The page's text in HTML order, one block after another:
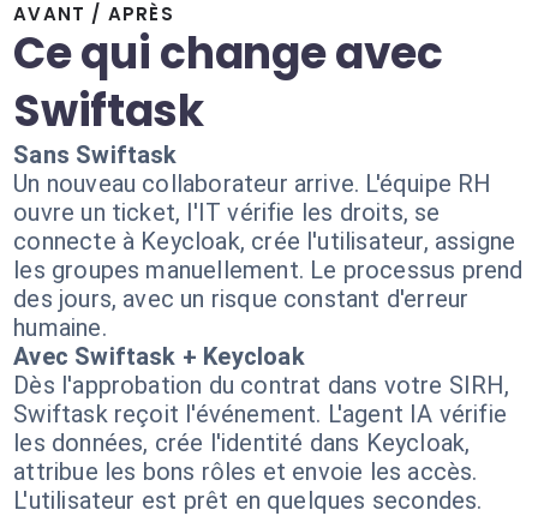
AVANT / APRÈS
Ce qui change avec
Swiftask
Sans Swiftask
Un nouveau collaborateur arrive. L'équipe RH
ouvre un ticket, l'IT vérifie les droits, se
connecte à Keycloak, crée l'utilisateur, assigne
les groupes manuellement. Le processus prend
des jours, avec un risque constant d'erreur
humaine.
Avec Swiftask + Keycloak
Dès l'approbation du contrat dans votre SIRH,
Swiftask reçoit l'événement. L'agent IA vérifie
les données, crée l'identité dans Keycloak,
attribue les bons rôles et envoie les accès.
L'utilisateur est prêt en quelques secondes.